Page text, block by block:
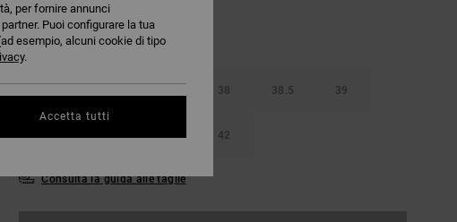
38 38.5 39
42
Consulta la guida alle taglie
per fornire annunci
Puoi configurare la tua
esempio, alcuni cookie di tipo
.
Accetta tutti